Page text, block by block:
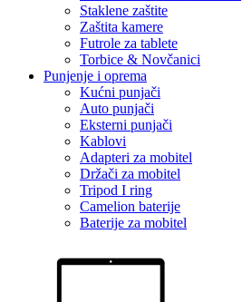
Staklene zaštite
Zaštita kamere
Futrole za tablete
Torbice & Novčanici
Punjenje i oprema
Kućni punjači
Auto punjači
Eksterni punjači
Kablovi
Adapteri za mobitel
Držači za mobitel
Tripod I ring
Camelion baterije
Baterije za mobitel